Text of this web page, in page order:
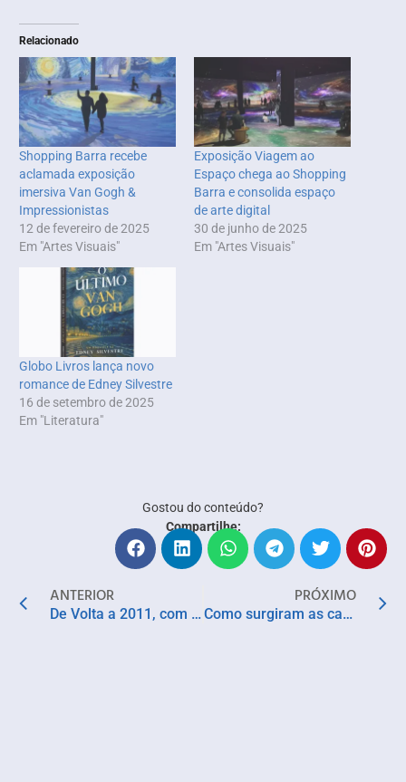
Relacionado
Shopping Barra recebe
aclamada exposição
imersiva Van Gogh &
Impressionistas
12 de fevereiro de 2025
Em "Artes Visuais"
Exposição Viagem ao
Espaço chega ao Shopping
Barra e consolida espaço
de arte digital
30 de junho de 2025
Em "Artes Visuais"
Globo Livros lança novo
romance de Edney Silvestre
16 de setembro de 2025
Em "Literatura"
Gostou do conteúdo?
Compartilhe:
ANTERIOR
De Volta a 2011, com Vendo 147, Retrofoguetes e DJ BigBross
PRÓXIMO
Como surgiram as cantigas de roda? Não sei, só sei que foi assim